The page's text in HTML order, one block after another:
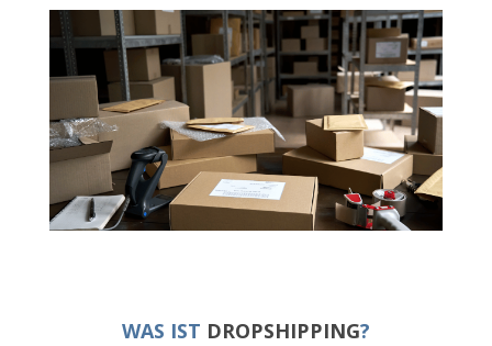
WAS IST DROPSHIPPING?